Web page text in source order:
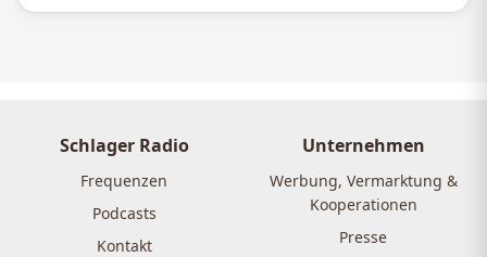
Schlager Radio
Frequenzen
Podcasts
Kontakt
Unternehmen
Werbung, Vermarktung &
Kooperationen
Presse